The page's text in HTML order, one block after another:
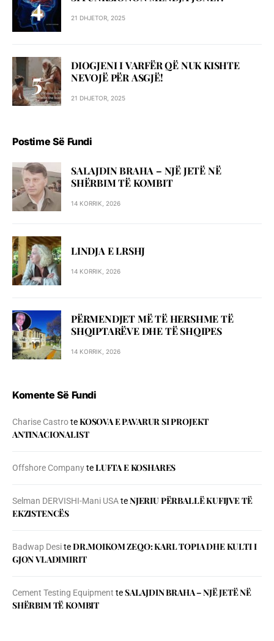
21 DHJETOR, 2025
DIOGJENI I VARFËR QË NUK KISHTE
NEVOJË PËR ASGJË!
21 DHJETOR, 2025
Postime Së Fundi
SALAJDIN BRAHA – NJЁ JETЁ NЁ
SHЁRBIM TЁ KOMBIT
14 KORRIK, 2026
LINDJA E LRSHJ
14 KORRIK, 2026
PËRMENDJET MË TË HERSHME TË
SHQIPTARËVE DHE TË SHQIPES
14 KORRIK, 2026
Komente Së Fundi
Charise CastroteKOSOVA E PAVARUR SI PROJEKT
ANTINACIONALIST
Offshore CompanyteLUFTA E KOSHARES
Selman DERVISHI-Mani USAteNJERIU PЁRBALLЁ KUFIJVE TЁ
EKZISTENCЁS
Badwap DesiteDR.MOIKOM ZEQO: KARL TOPIA DHE KULTI I
GJON VLADIMIRIT
Cement Testing Equipment teSALAJDIN BRAHA – NJЁ JETЁ NЁ
SHЁRBIM TЁ KOMBIT